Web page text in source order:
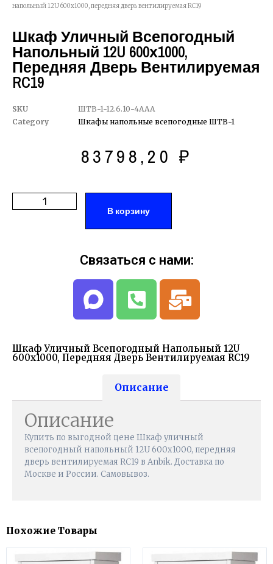
напольный 12U 600х1000, передняя дверь вентилируемая RC19
Шкаф Уличный Всепогодный
Напольный 12U 600х1000,
Передняя Дверь Вентилируемая
RC19
SKU
ШТВ-1-12.6.10-4ААА
Category
Шкафы напольные всепогодные ШТВ-1
83798,20 ₽
В корзину
Шкаф Уличный Всепогодный Напольный 12U
600х1000, Передняя Дверь Вентилируемая RC19
Описание
Описание
Купить по выгодной цене Шкаф уличный
всепогодный напольный 12U 600х1000, передняя
дверь вентилируемая RC19 в Anbik. Доставка по
Москве и России. Самовывоз.
Связаться с нами:
Похожие Товары